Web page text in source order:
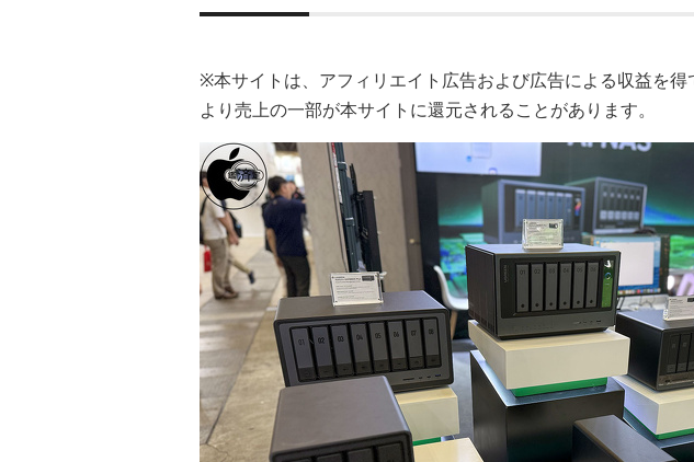
※本サイトは、アフィリエイト広告および広告による収益を得
より売上の一部が本サイトに還元されることがあります。